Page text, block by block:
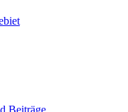
Beiträge